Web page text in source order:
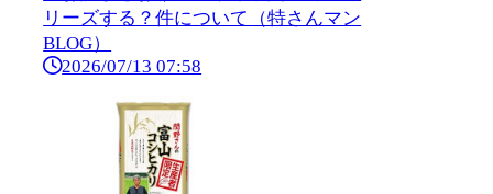
リーズする？件について（特さんマン
BLOG）
2026/07/13 07:58